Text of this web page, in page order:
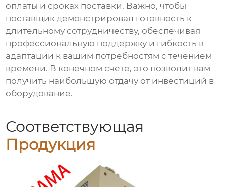
оплаты и сроках поставки. Важно, чтобы
поставщик демонстрировал готовность к
длительному сотрудничеству, обеспечивая
профессиональную поддержку и гибкость в
адаптации к вашим потребностям с течением
времени. В конечном счете, это позволит вам
получить наибольшую отдачу от инвестиций в
оборудование.
Соответствующая
Продукция